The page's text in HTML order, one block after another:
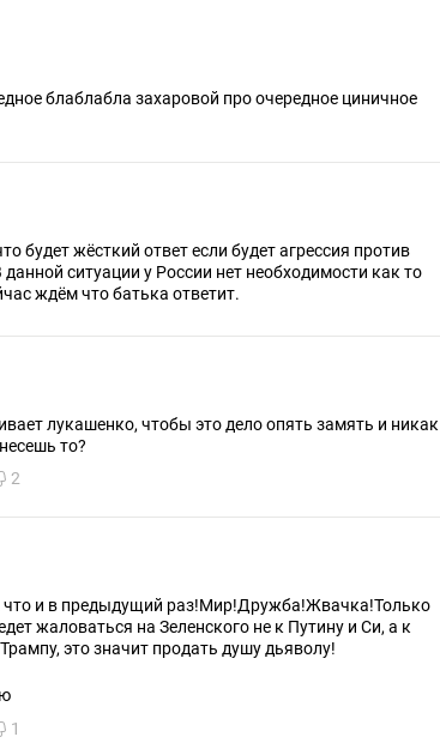
блаблабла захаровой про очередное циничное
будет жёсткий ответ если будет агрессия против
ситуации у России нет необходимости как то
ждём что батька ответит.
лукашенко, чтобы это дело опять замять и никак
то?
2
что и в предыдущий раз!Мир!Дружба!Жвачка!Только
жаловаться на Зеленского не к Путину и Си, а к
это значит продать душу дьяволу!
1